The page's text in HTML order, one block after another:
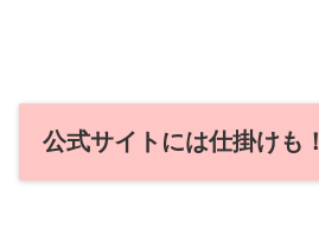
公式サイトには仕掛けも！